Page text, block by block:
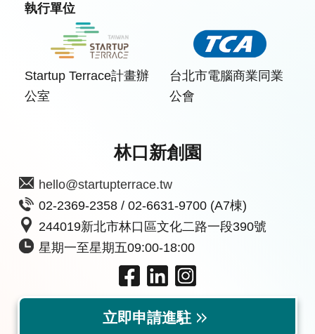
執行單位
Startup Terrace計畫辦
公室
台北市電腦商業同業
公會
林口新創園
hello@startupterrace.tw
02-2369-2358 / 02-6631-9700 (A7棟)
244019新北市林口區文化二路一段390號
星期一至星期五09:00-18:00
立即申請進駐